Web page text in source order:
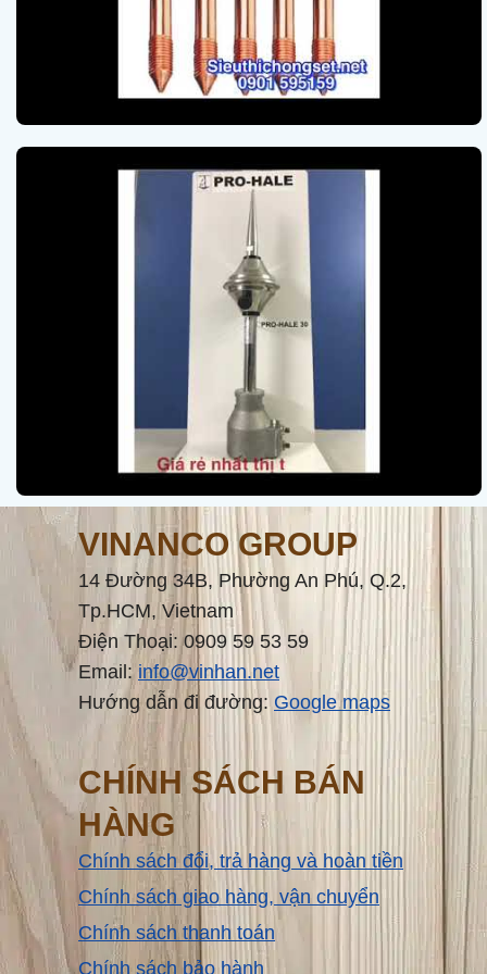
VINANCO GROUP
14 Đường 34B, Phường An Phú, Q.2,
Tp.HCM, Vietnam
Điện Thoại: 0909 59 53 59
Email: info@vinhan.net
Hướng dẫn đi đường: Google maps
CHÍNH SÁCH BÁN
HÀNG
Chính sách đổi, trả hàng và hoàn tiền
Chính sách giao hàng, vận chuyển
Chính sách thanh toán
Chính sách bảo hành